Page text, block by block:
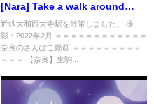
[Nara] Take a walk around
Yamato-Saidaiji Station
近鉄大和西大寺駅を散策しました。 撮
影：2022年2月 ＝＝＝＝＝＝＝＝＝＝＝＝
奈良のさんぽこ動画 ＝＝＝＝＝＝＝＝＝
＝＝＝ 【奈良】生駒...